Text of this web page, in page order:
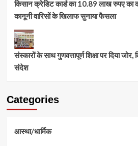
किसान क्रेडिट कार्ड का 10.89 लाख रुपए का
कानूनी वारिसों के खिलाफ सुनाया फैसला
संस्कारों के साथ गुणवत्तापूर्ण शिक्षा पर दिया जोर,
संदेश
Categories
आस्था/धार्मिक